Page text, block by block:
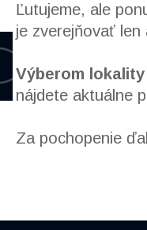
Ľutujeme, ale
je zverejňovať len
Výberom
nájdete aktuálne
Za pochopenie